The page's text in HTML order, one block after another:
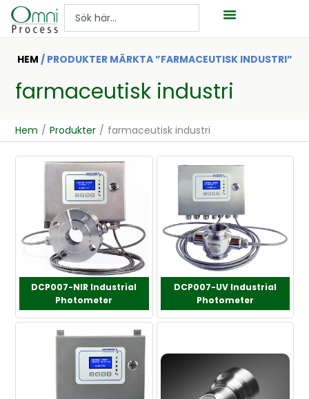
Hoppa
Search
HEM / PRODUKTER MÄRKTA ”FARMACEUTISK INDUSTRI”
farmaceutisk industri
Hem / Produkter / farmaceutisk industri
DCP007-NIR Industrial
Photometer
DCP007-UV Industrial
Photometer